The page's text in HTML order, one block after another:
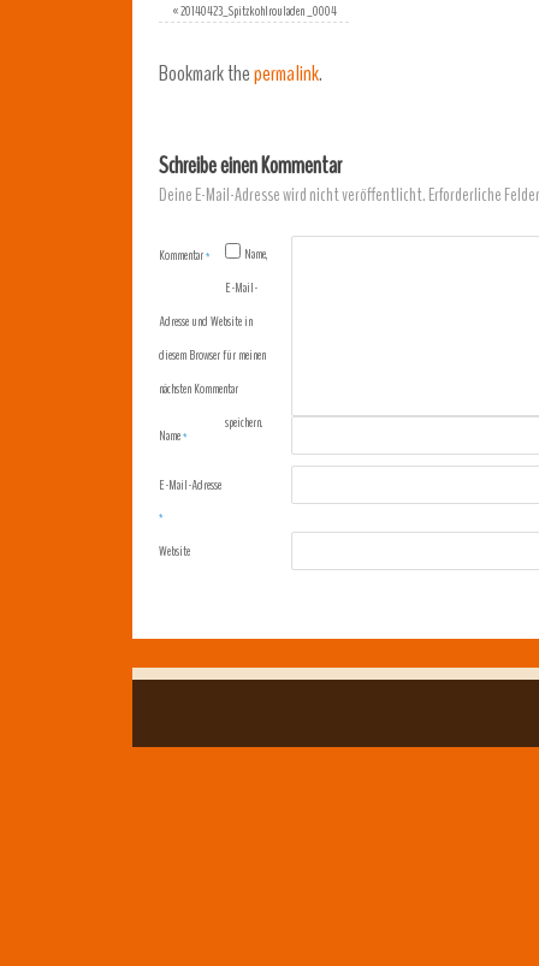
«20140423_Spitzkohlrouladen _0004
Bookmark thepermalink.
Schreibe einen Kommentar
Deine E-Mail-Adresse wird nicht veröffentlicht.Erforderliche
Kommentar*
Name*
E-Mail-Adresse
*
Website
Name,
E-Mail-
Adresse und Website in
diesem Browser für meinen
nächsten Kommentar
speichern.